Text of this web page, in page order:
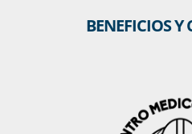
BENEFICIOS Y